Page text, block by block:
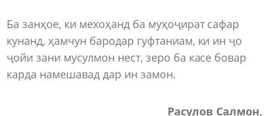
Ба занҳое, ки мехоҳанд ба муҳоҷират сафар
кунанд, ҳамчун бародар гуфтаниам, ки ин ҷо
ҷойи зани мусулмон нест, зеро ба касе бовар
карда намешавад дар ин замон.
Расулов Салмон,